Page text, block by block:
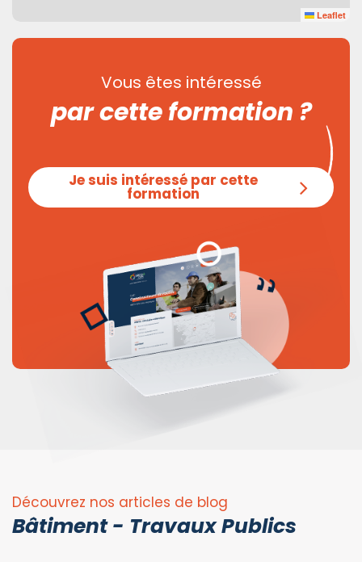
Leaflet
Vous êtes intéressé
par cette formation ?
Je suis intéressé par cette
formation
Découvrez nos articles de blog
Bâtiment - Travaux Publics